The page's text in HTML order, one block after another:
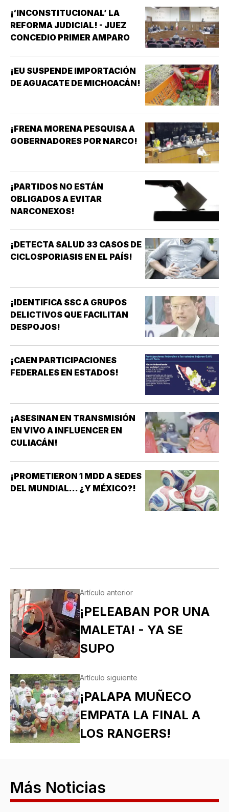
¡‘INCONSTITUCIONAL’ LA
REFORMA JUDICIAL! - JUEZ
CONCEDIO PRIMER AMPARO
¡EU SUSPENDE IMPORTACIÓN
DE AGUACATE DE MICHOACÁN!
¡FRENA MORENA PESQUISA A
GOBERNADORES POR NARCO!
¡PARTIDOS NO ESTÁN
OBLIGADOS A EVITAR
NARCONEXOS!
¡DETECTA SALUD 33 CASOS DE
CICLOSPORIASIS EN EL PAÍS!
¡IDENTIFICA SSC A GRUPOS
DELICTIVOS QUE FACILITAN
DESPOJOS!
¡CAEN PARTICIPACIONES
FEDERALES EN ESTADOS!
¡ASESINAN EN TRANSMISIÓN
EN VIVO A INFLUENCER EN
CULIACÁN!
¡PROMETIERON 1 MDD A SEDES
DEL MUNDIAL... ¿Y MÉXICO?!
Artículo anterior
¡PELEABAN POR UNA
MALETA! - YA SE
SUPO
Artículo siguiente
¡PALAPA MUÑECO
EMPATA LA FINAL A
LOS RANGERS!
Más Noticias